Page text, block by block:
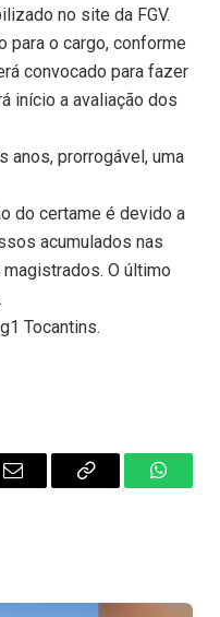
no site da FGV.
para o cargo, conforme
convocado para fazer
início a avaliação dos
anos, prorrogável, uma
do certame é devido a
acumulados nas
O último
Tocantins.
Email
Copy